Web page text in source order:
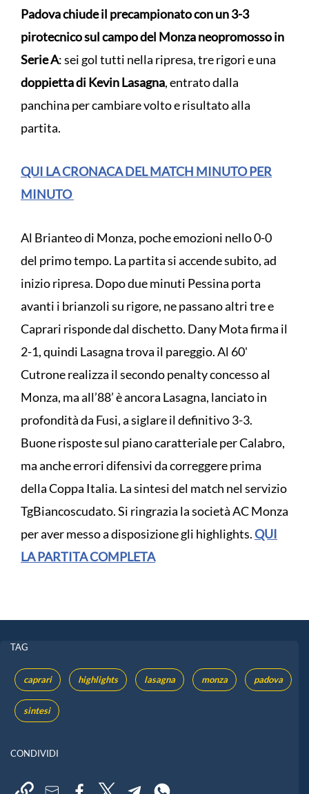
Padova chiude il precampionato con un 3-3
pirotecnico sul campo del Monza neopromosso in
Serie A: sei gol tutti nella ripresa, tre rigori e una
doppietta di Kevin Lasagna, entrato dalla
panchina per cambiare volto e risultato alla
partita.
QUI LA CRONACA DEL MATCH MINUTO PER
MINUTO
Al Brianteo di Monza, poche emozioni nello 0-0
del primo tempo. La partita si accende subito, ad
inizio ripresa. Dopo due minuti Pessina porta
avanti i brianzoli su rigore, ne passano altri tre e
Caprari risponde dal dischetto. Dany Mota firma il
2-1, quindi Lasagna trova il pareggio. Al 60'
Cutrone realizza il secondo penalty concesso al
Monza, ma all’88’ è ancora Lasagna, lanciato in
profondità da Fusi, a siglare il definitivo 3-3.
Buone risposte sul piano caratteriale per Calabro,
ma anche errori difensivi da correggere prima
della Coppa Italia. La sintesi del match nel servizio
TgBiancoscudato. Si ringrazia la società AC Monza
per aver messo a disposizione gli highlights.QUI
LA PARTITA COMPLETA
TAG
caprari highlights lasagna monza padova
sintesi
CONDIVIDI